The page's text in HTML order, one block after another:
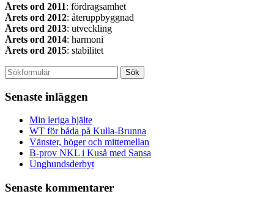
Årets ord 2011: fördragsamhet
Årets ord 2012: återuppbyggnad
Årets ord 2013: utveckling
Årets ord 2014: harmoni
Årets ord 2015: stabilitet
Senaste inläggen
Min leriga hjälte
WT för båda på Kulla-Brunna
Vänster, höger och mittemellan
B-prov NKL i Kuså med Sansa
Unghundsderbyt
Senaste kommentarer